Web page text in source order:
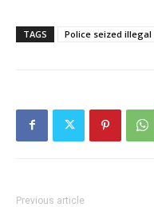
TAGS Police seized illegal
Previous article